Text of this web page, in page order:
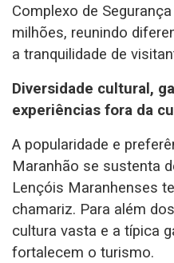
Complexo de
milhões, reunindo
a tranquilidade de
Diversidade cultural,
experiências fora da
A popularidade e
Maranhão se sustenta
Lençóis Maranhenses
chamariz. Para além
cultura vasta e a típica
fortalecem o turismo.